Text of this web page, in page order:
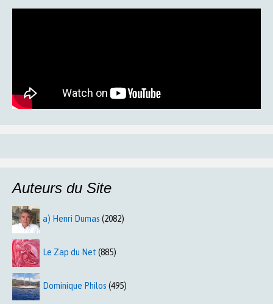
Auteurs du Site
a) Henri Dumas (2082)
Le Zap du Net (885)
Dominique Philos (495)